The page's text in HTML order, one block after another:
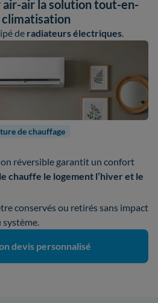
air-air la solution tout-en-
climatisation
de radiateurs électriques
de chauffage
réversible garantit un confort
chauffe le logement l’hiver et le
conservés ou retirés sans impact
devis personnalisé